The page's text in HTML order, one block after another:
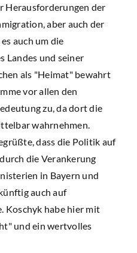
Herausforderungen der
aber auch der
auch um die
Landes und seiner
als "Heimat" bewahrt
vor allen den
zu, da dort die
wahrnehmen.
dass die Politik auf
die Verankerung
in Bayern und
auch auf
Koschyk habe hier mit
und ein wertvolles